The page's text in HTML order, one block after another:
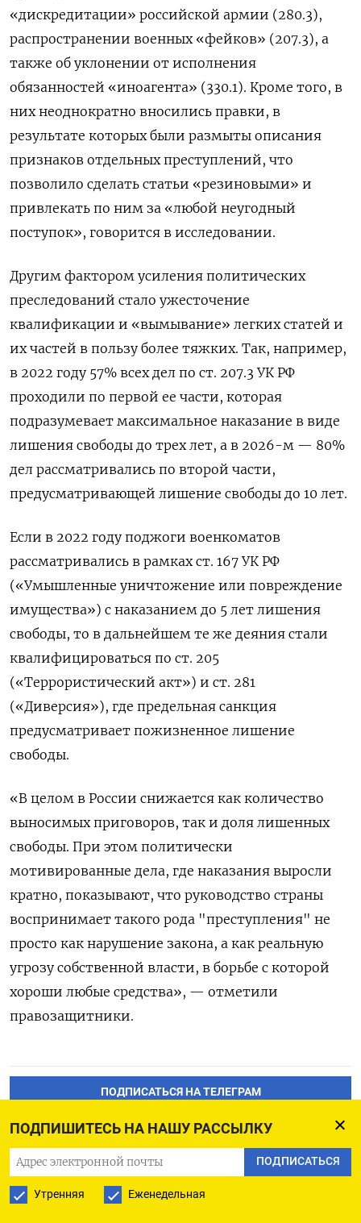
ПОДПИШИТЕСЬ НА НАШУ РАССЫЛКУ
ПОДПИСАТЬСЯ
Утренняя Еженедельная
«дискредитации» российской армии (280.3),
распространении военных «фейков» (207.3), а
также об уклонении от исполнения
обязанностей «иноагента» (330.1). Кроме того, в
них неоднократно вносились правки, в
результате которых были размыты описания
признаков отдельных преступлений, что
позволило сделать статьи «резиновыми» и
привлекать по ним за «любой неугодный
поступок», говорится в исследовании.
Другим фактором усиления политических
преследований стало ужесточение
квалификации и «вымывание» легких статей и
их частей в пользу более тяжких. Так, например,
в 2022 году 57% всех дел по ст. 207.3 УК РФ
проходили по первой ее части, которая
подразумевает максимальное наказание в виде
лишения свободы до трех лет, а в 2026-м — 80%
дел рассматривались по второй части,
предусматривающей лишение свободы до 10 лет.
Если в 2022 году поджоги военкоматов
рассматривались в рамках ст. 167 УК РФ
(«Умышленные уничтожение или повреждение
имущества») с наказанием до 5 лет лишения
свободы, то в дальнейшем те же деяния стали
квалифицироваться по ст. 205
(«Террористический акт») и ст. 281
(«Диверсия»), где предельная санкция
предусматривает пожизненное лишение
свободы.
«В целом в России снижается как количество
выносимых приговоров, так и доля лишенных
свободы. При этом политически
мотивированные дела, где наказания выросли
кратно, показывают, что руководство страны
воспринимает такого рода "преступления" не
просто как нарушение закона, а как реальную
угрозу собственной власти, в борьбе с которой
хороши любые средства», — отметили
правозащитники.
ПОДПИСАТЬСЯ НА ТЕЛЕГРАМ
ПОДПИСАТЬСЯ В GOOGLE